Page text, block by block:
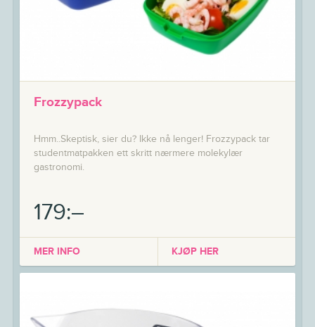
Frozzypack
Hmm..Skeptisk, sier du? Ikke nå lenger! Frozzypack tar
studentmatpakken ett skritt nærmere molekylær
gastronomi.
179:–
MER INFO KJØP HER